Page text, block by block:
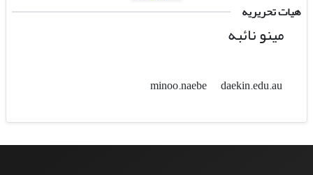
هیات تحریریه
مینو نائبه
daekin.edu.au